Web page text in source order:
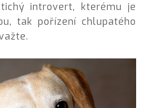
introvert, kterému je
tak pořízení chlupatého